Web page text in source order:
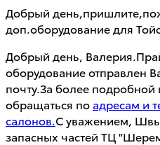
Добрый
доп.оборудование для
Добрый день,
оборудование отправлен
почту.За более
обращаться по адресам и
салонов.С уважением,
запасных частей ТЦ